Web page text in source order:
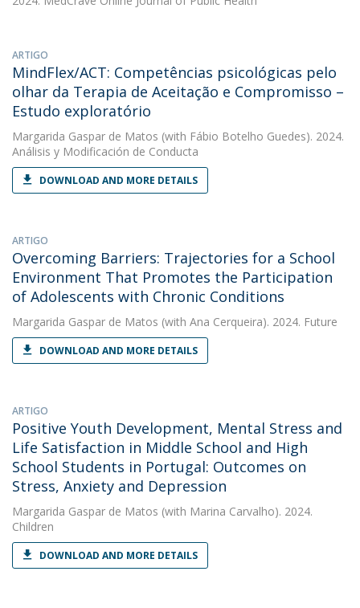
ARTIGO
MindFlex/ACT: Competências psicológicas pelo
olhar da Terapia de Aceitação e Compromisso –
Estudo exploratório
Margarida Gaspar de Matos (with Fábio Botelho Guedes). 2024.
Análisis y Modificación de Conducta
DOWNLOAD AND MORE DETAILS
ARTIGO
Overcoming Barriers: Trajectories for a School
Environment That Promotes the Participation
of Adolescents with Chronic Conditions
Margarida Gaspar de Matos (with Ana Cerqueira). 2024. Future
DOWNLOAD AND MORE DETAILS
ARTIGO
Positive Youth Development, Mental Stress and
Life Satisfaction in Middle School and High
School Students in Portugal: Outcomes on
Stress, Anxiety and Depression
Margarida Gaspar de Matos (with Marina Carvalho). 2024.
Children
DOWNLOAD AND MORE DETAILS